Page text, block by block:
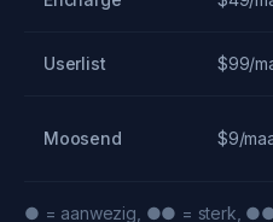
Userlist $99/
Moosend $9/
● = aanwezig, ●● = sterk,